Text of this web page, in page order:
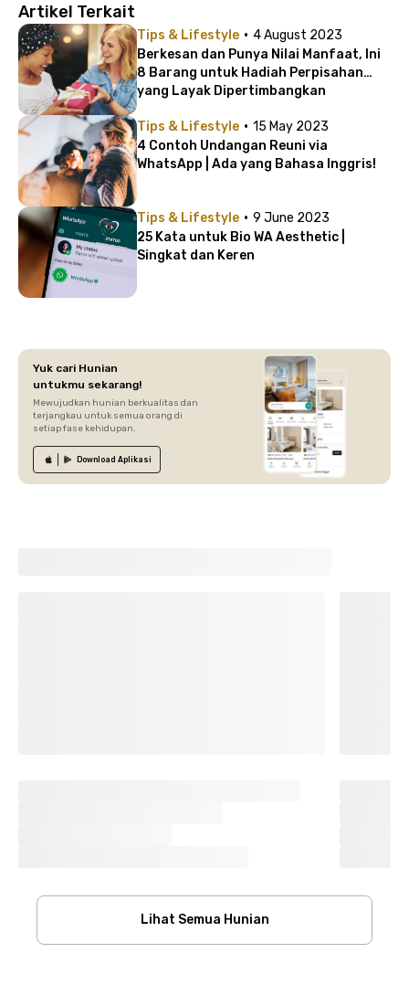
Artikel Terkait
Tips & Lifestyle · 4 August 2023
Berkesan dan Punya Nilai Manfaat, Ini
8 Barang untuk Hadiah Perpisahan
yang Layak Dipertimbangkan
Tips & Lifestyle · 15 May 2023
4 Contoh Undangan Reuni via
WhatsApp | Ada yang Bahasa Inggris!
Tips & Lifestyle · 9 June 2023
25 Kata untuk Bio WA Aesthetic |
Singkat dan Keren
Yuk cari Hunian
untukmu sekarang!
Mewujudkan hunian berkualitas dan
terjangkau untuk semua orang di
setiap fase kehidupan.
Download Aplikasi
Lihat Semua Hunian